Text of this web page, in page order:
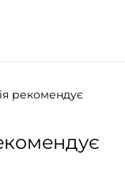
рекомендує